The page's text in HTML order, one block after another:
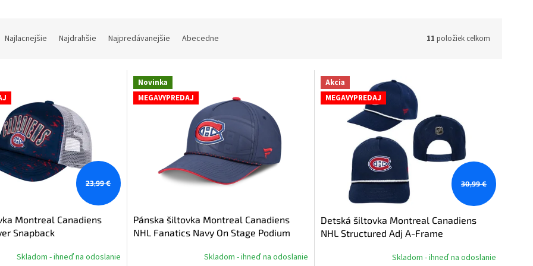
Najlacnejšie Najdrahšie Najpredávanejšie Abecedne 11 položiek celkom
23,99 €
Montreal Canadiens
Snapback
Skladom - ihneď na odoslanie
Novinka
MEGAVYPREDAJ
Pánska šiltovka Montreal Canadiens
NHL Fanatics Navy On Stage Podium
Skladom - ihneď na odoslanie
Akcia
MEGAVYPREDAJ
30,99 €
Detská šiltovka Montreal Canadiens
NHL Structured Adj A-Frame
Skladom - ihneď na odoslanie